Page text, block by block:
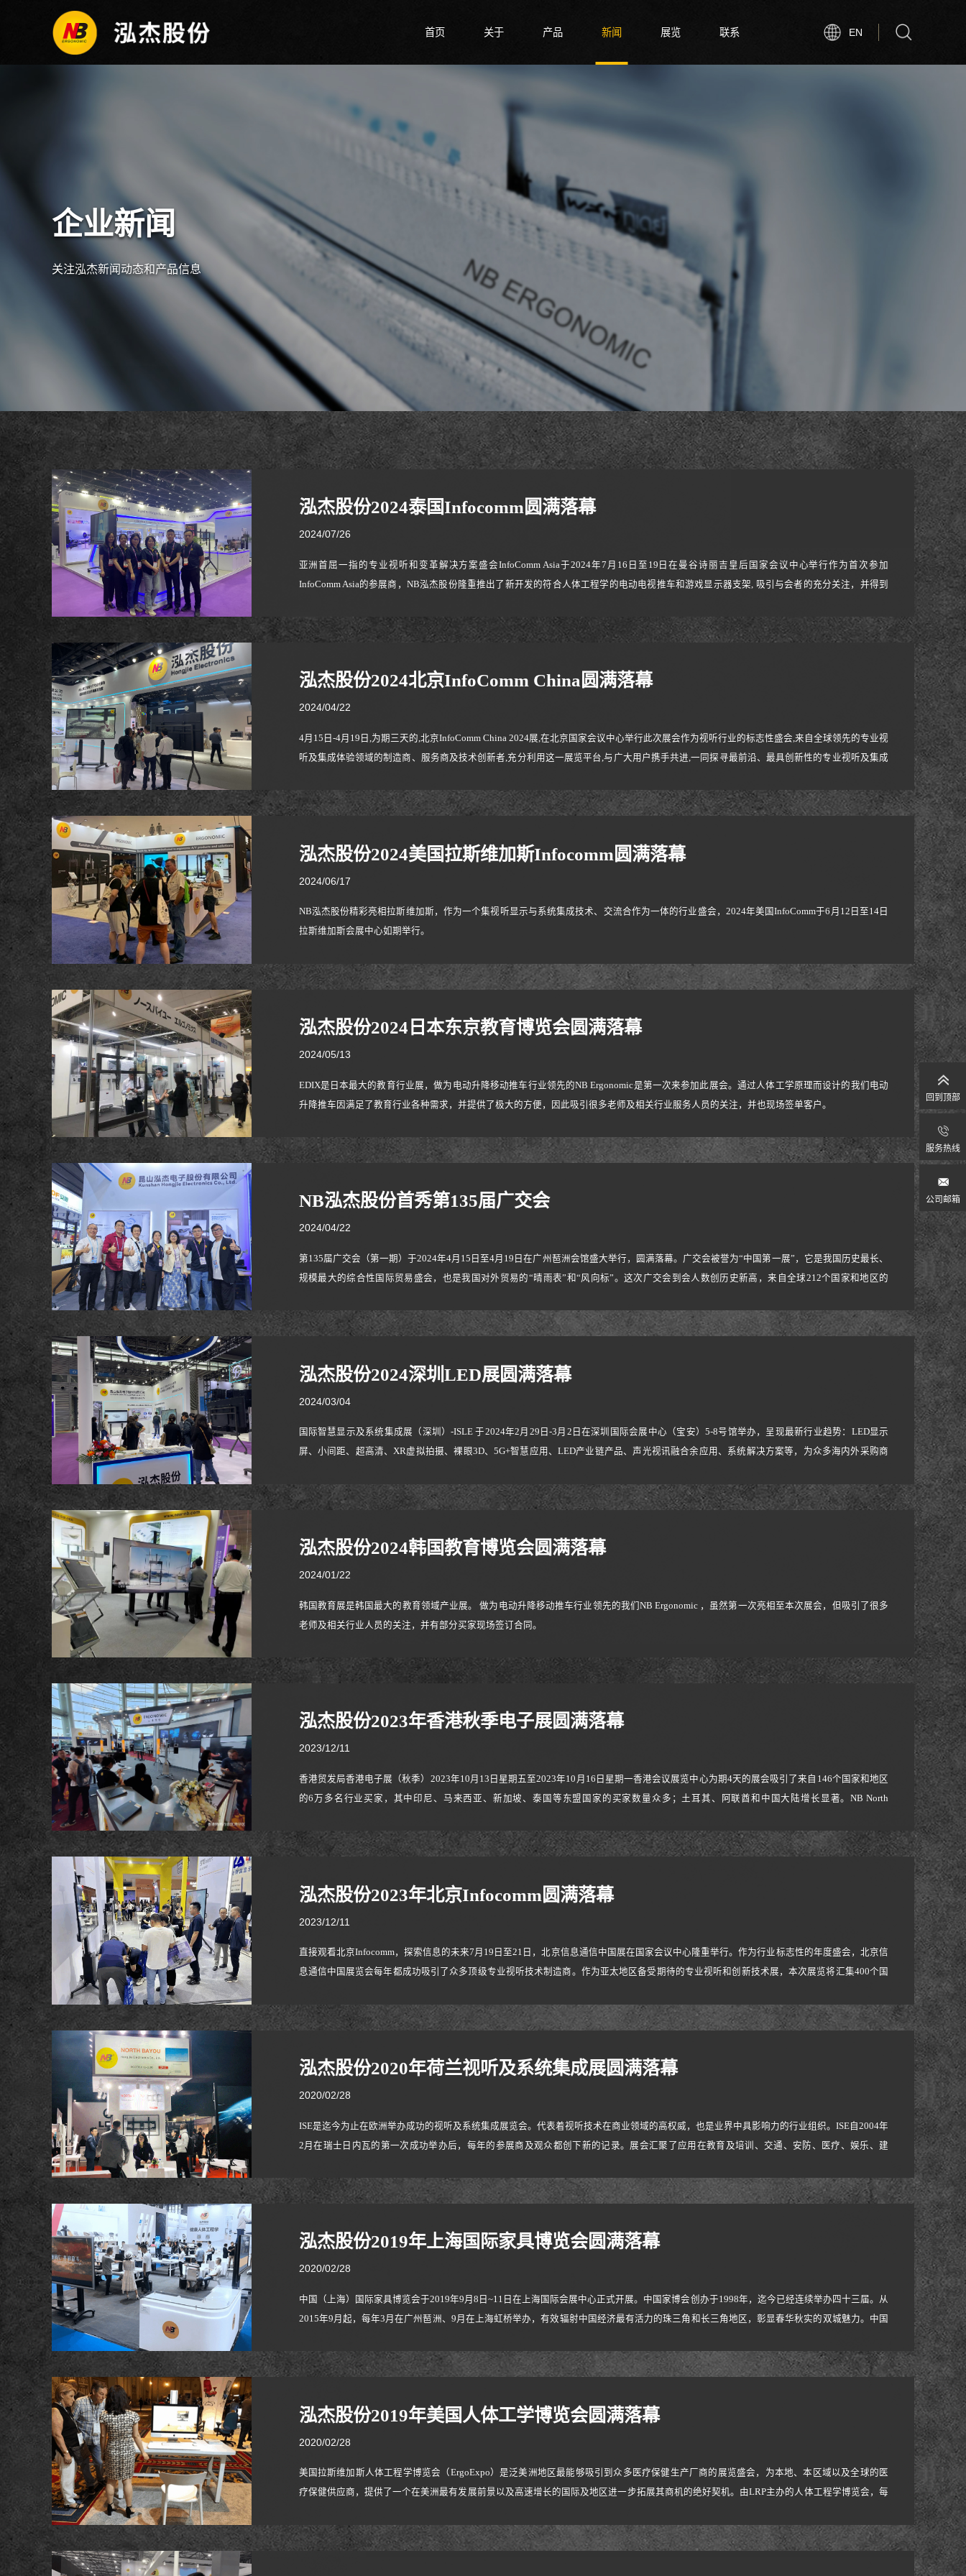
EN
首页 关于 产品 新闻 展览 联系
企业新闻
关注泓杰新闻动态和产品信息
泓杰股份2024泰国Infocomm圆满落幕
2024/07/26
亚洲首屈一指的专业视听和变革解决方案盛会InfoComm Asia于2024年7月16日至19日在曼谷诗丽吉皇后国家会议中心举行作为首次参加
InfoComm Asia的参展商，NB泓杰股份隆重推出了新开发的符合人体工程学的电动电视推车和游戏显示器支架, 吸引与会者的充分关注，并得到
显示器支架，因提高了游戏过程中的舒适性和体验感而受到了高度的好评
泓杰股份2024北京InfoComm China圆满落幕
2024/04/22
4月15日-4月19日,为期三天的,北京InfoComm China 2024展,在北京国家会议中心举行此次展会作为视听行业的标志性盛会,来自全球领先的专业视
听及集成体验领域的制造商、服务商及技术创新者,充分利用这一展览平台,与广大用户携手共进,一同探寻最前沿、最具创新性的专业视听及集成
销售业务遍及50多个国家和地区，NB品牌积极参加此次展会 展示新型电动推车产品，受到广大消费
泓杰股份2024美国拉斯维加斯Infocomm圆满落幕
2024/06/17
NB泓杰股份精彩亮相拉斯维加斯，作为一个集视听显示与系统集成技术、交流合作为一体的行业盛会，2024年美国InfoComm于6月12日至14日
拉斯维加斯会展中心如期举行。
泓杰股份2024日本东京教育博览会圆满落幕
2024/05/13
EDIX是日本最大的教育行业展，做为电动升降移动推车行业领先的NB Ergonomic是第一次来参加此展会。通过人体工学原理而设计的我们电动
升降推车因满足了教育行业各种需求，并提供了极大的方便，因此吸引很多老师及相关行业服务人员的关注，并也现场签单客户。
NB泓杰股份首秀第135届广交会
2024/04/22
第135届广交会（第一期）于2024年4月15日至4月19日在广州琶洲会馆盛大举行，圆满落幕。广交会被誉为“中国第一展”，它是我国历史最长、
规模最大的综合性国际贸易盛会，也是我国对外贸易的“晴雨表”和“风向标”。这次广交会到会人数创历史新高，来自全球212个国家和地区的
发、生产和销售人体工学视听周边设备及提供一体化解决方案的生产型企业，NB已深耕行业20年，销售业务遍
泓杰股份2024深圳LED展圆满落幕
2024/03/04
国际智慧显示及系统集成展（深圳）-ISLE 于2024年2月29日-3月2日在深圳国际会展中心（宝安）5-8号馆举办，呈现最新行业趋势：LED显示
屏、小间距、超高清、XR虚拟拍摄、裸眼3D、5G+智慧应用、LED产业链产品、声光视讯融合余应用、系统解决方案等，为众多海内外采购商
泓杰股份2024韩国教育博览会圆满落幕
2024/01/22
韩国教育展是韩国最大的教育领域产业展。 做为电动升降移动推车行业领先的我们NB Ergonomic ，虽然第一次亮相至本次展会，但吸引了很多
老师及相关行业人员的关注，并有部分买家现场签订合同。
泓杰股份2023年香港秋季电子展圆满落幕
2023/12/11
香港贸发局香港电子展（秋季）2023年10月13日星期五至2023年10月16日星期一香港会议展览中心为期4天的展会吸引了来自146个国家和地区
的6万多名行业买家，其中印尼、马来西亚、新加坡、泰国等东盟国家的买家数量众多；土耳其、阿联酋和中国大陆增长显著。NB North
得了极大的曝光，吸引了众多买家的关注和好评。
泓杰股份2023年北京Infocomm圆满落幕
2023/12/11
直接观看北京Infocomm，探索信息的未来7月19日至21日，北京信息通信中国展在国家会议中心隆重举行。作为行业标志性的年度盛会，北京信
息通信中国展览会每年都成功吸引了众多顶级专业视听技术制造商。作为亚太地区备受期待的专业视听和创新技术展，本次展览将汇集400个国
士。01与传统的视听支架相比，今年的NB展位更专注于打造“电气化智能”解决方案，为参展商带来了全新的体验。在展会上，我
泓杰股份2020年荷兰视听及系统集成展圆满落幕
2020/02/28
ISE是迄今为止在欧洲举办成功的视听及系统集成展览会。代表着视听技术在商业领域的高权威，也是业界中具影响力的行业组织。ISE自2004年
2月在瑞士日内瓦的第一次成功举办后，每年的参展商及观众都创下新的记录。展会汇聚了应用在教育及培训、交通、安防、医疗、娱乐、建
际新技术及流行趋势的高端汇演。ISE不仅吸引大量观众入场参观，观众的专业程度更让人侧目，这才是ISE获得成功的主要原因。事实
泓杰股份2019年上海国际家具博览会圆满落幕
2020/02/28
中国（上海）国际家具博览会于2019年9月8日~11日在上海国际会展中心正式开展。中国家博会创办于1998年，迄今已经连续举办四十三届。从
2015年9月起，每年3月在广州琶洲、9月在上海虹桥举办，有效辐射中国经济最有活力的珠三角和长三角地区，彰显春华秋实的双城魅力。中国
6000家海内外顶尖品牌企业，共接待超过34万名专业观众，是家居行业新品发布、商贸首选平台。NB人体工学产品与众不
泓杰股份2019年美国人体工学博览会圆满落幕
2020/02/28
美国拉斯维加斯人体工程学博览会（ErgoExpo）是泛美洲地区最能够吸引到众多医疗保健生产厂商的展览盛会，为本地、本区域以及全球的医
疗保健供应商，提供了一个在美洲最有发展前景以及高速增长的国际及地区进一步拓展其商机的绝好契机。由LRP主办的人体工程学博览会，每
医药安全用品三大主题。 第二十三届美国拉斯维加斯人体工程学博览会将于8月20日至22日在美国拉斯维加斯隆重开幕
回到顶部
服务热线
公司邮箱